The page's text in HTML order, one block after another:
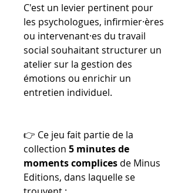
C'est un levier pertinent pour
les psychologues, infirmier·ères
ou intervenant·es du travail
social souhaitant structurer un
atelier sur la gestion des
émotions ou enrichir un
entretien individuel.
👉 Ce jeu fait partie de la
collection 5 minutes de
moments complices de Minus
Editions, dans laquelle se